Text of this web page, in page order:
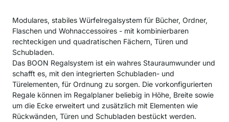
Modulares, stabiles Würfelregalsystem für Bücher, Ordner,
Flaschen und Wohnaccessoires - mit kombinierbaren
rechteckigen und quadratischen Fächern, Türen und
Schubladen.
Das BOON Regalsystem ist ein wahres Stauraumwunder und
schafft es, mit den integrierten Schubladen- und
Türelementen, für Ordnung zu sorgen. Die vorkonfigurierten
Regale können im Regalplaner beliebig in Höhe, Breite sowie
um die Ecke erweitert und zusätzlich mit Elementen wie
Rückwänden, Türen und Schubladen bestückt werden.